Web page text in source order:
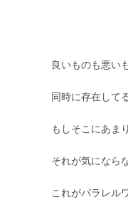
良いものも悪い
同時に存在して
もしそこにあま
それが気になら
これがパラレル